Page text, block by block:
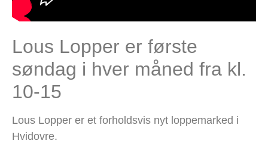
Lous Lopper er første
søndag i hver måned fra kl.
10-15
Lous Lopper er et forholdsvis nyt loppemarked i
Hvidovre.